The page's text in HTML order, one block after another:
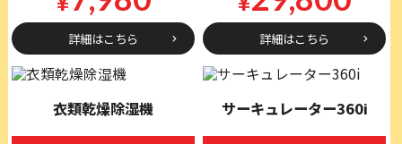
詳細はこちら 詳細はこちら
衣類乾燥除湿機 サーキュレーター360i